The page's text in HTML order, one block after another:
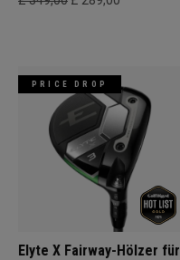
PRICE DROP
Elyte X Fairway-Hölzer für